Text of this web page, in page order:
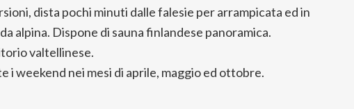
dista pochi minuti dalle falesie per arrampicata ed in
alpina. Dispone di sauna finlandese panoramica.
valtellinese.
i weekend nei mesi di aprile, maggio ed ottobre.